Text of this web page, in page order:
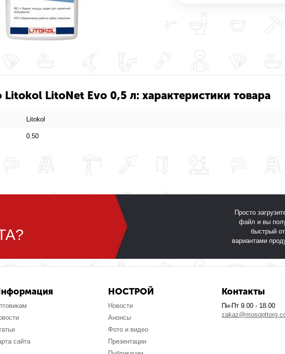
LitoNet Evo 0,5 л: характеристики товара
Litokol
0.50
Просто
файл и вы
быстрый
вариантами
сайта
НОСТРОЙ
Новости
Анонсы
Фото и видео
Презентации
Контакты
Пн-Пт 9.00 - 18.00